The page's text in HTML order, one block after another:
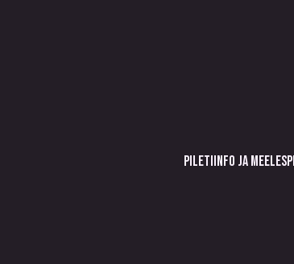
PILETIINFO JA